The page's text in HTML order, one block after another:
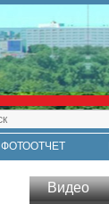
ФОТООТЧЕТ
Видео